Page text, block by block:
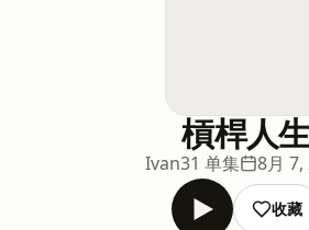
槓桿人
Ivan31 单集 8月 7,
收藏